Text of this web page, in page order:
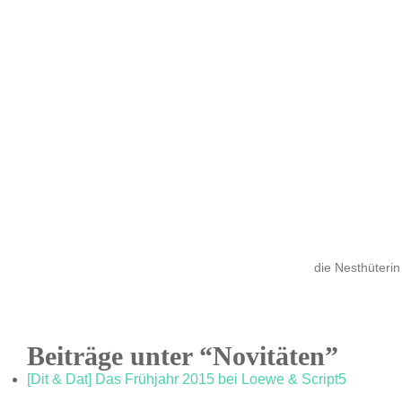
die Nesthüterin
Beiträge unter “Novitäten”
[Dit & Dat] Das Frühjahr 2015 bei Loewe & Script5